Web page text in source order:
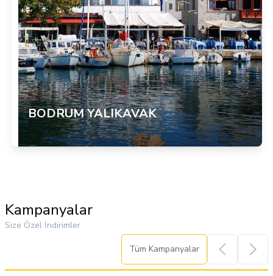
BODRUM YALIKAVAK
6
Kampanyalar
Size Özel İndirimler
Tüm Kampanyalar